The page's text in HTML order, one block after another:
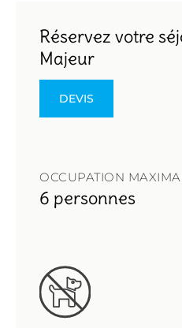
Réservez votre
Majeur
DEVIS
OCCUPATION
6 personnes